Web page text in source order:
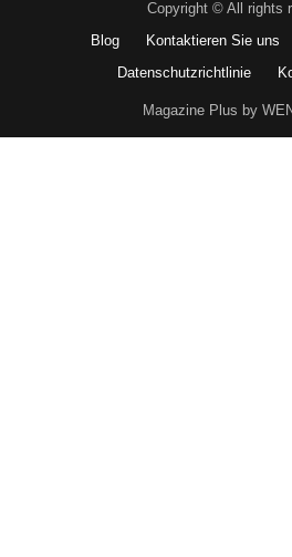
Copyright © All rights
Blog
Kontaktieren Sie uns
Datenschutzrichtlinie
Magazine Plus by